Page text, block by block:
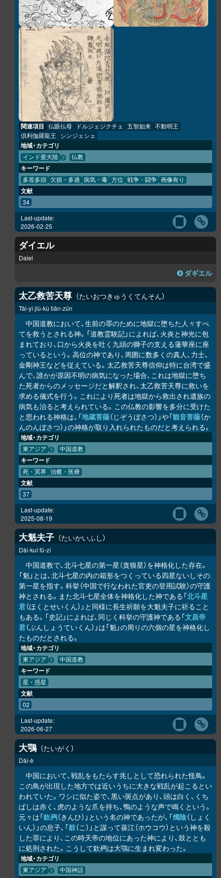
関連項目 仏眼仏母 ドルジェジクチェ 五智如来 不動明王
倶利伽羅龍王 シンジェシェ
地域・カテゴリ
インド亜大陸 仏教
キーワード
多首多頭 欠損・多過 病気・毒 方位 戦争・闘争 画像有り
文献
34
Last-update:
2026-02-25
ダイエル
Daiel
ダギエル
太乙救苦天尊 たいおつきゅうくてんそん
Tài-yǐ jiù-kǔ tiān-zūn
中国道教において、生前の罪のために地獄に堕ちた人々すべ
てを救うとされる神。「道教霊験記」によれば、火炎と神光に包
まれており、口から火炎を吐く九頭の獅子の支える蓮華座に座
っているという。高位の神であり、周囲に数多くの真人、力士、
金剛神王などを従えている。太乙救苦天尊信仰は特に台湾で盛
んで、誰かが原因不明の病気になった場合、これは地獄に堕ち
た死者からのメッセージだと解釈され、太乙救苦天尊に救いを
求める儀式を行う。これにより死者は地獄から救出され遺族の
病気も治ると考えられている。この仏教の影響を多分に受けた
と思われる神格は、「地蔵菩薩（じぞうぼさつ）」や「観音菩薩（か
んのんぼさつ）」の神格が取り入れられたものだと考えられる。
地域・カテゴリ
東アジア 中国道教
キーワード
死・冥界 治癒・医療
文献
37
Last-update:
2025-08-19
大魁夫子 たいかいふし
Dài-kuí fū-zǐ
中国道教で、北斗七星の第一星（貪狼星）を神格化した存在。
「魁」とは、北斗七星の内の箱形をつくっている四星ないしその
第一星を指す。科挙（中国で行なわれた官吏の登用試験）の守護
神とされる。また北斗七星全体を神格化した神である「北斗星
君（ほくとせいくん）」と同様に長生祈願を大魁夫子に祈ること
もある。「史記」によれば、同じく科挙の守護神である「文昌帝
君（ぶんしょうていくん）」は「魁」の周りの六個の星を神格化し
たものだとされる。
地域・カテゴリ
東アジア 中国道教
キーワード
星・惑星
文献
02
Last-update:
2026-06-27
大鶚 たいがく
Dài-è
中国において、戦乱をもたらす兆しとして恐れられた怪鳥。
この鳥が出現した地方では近いうちに大きな戦乱が起こるとい
われていた。ワシに似た姿で、黒い斑点があり、頭は白く、くち
ばしは赤く、虎のような爪を持ち、鴨のような声で鳴くという。
元々は「欽䲹（きんひ）」という名の神であったが、「燭陰（しょく
いん）」の息子、「鼓（こ）」と謀って葆江（ホウコウ）という神を殺
した罪により、この時天帝の地位にあった神により、鼓ととも
に処刑された。こうして欽䲹は大鶚に生まれ変わった。
地域・カテゴリ
東アジア 中国神話